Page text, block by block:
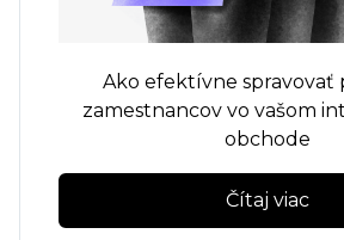
Ako efektívne spravovať
zamestnancov vo vašom
obchode
Čítaj viac